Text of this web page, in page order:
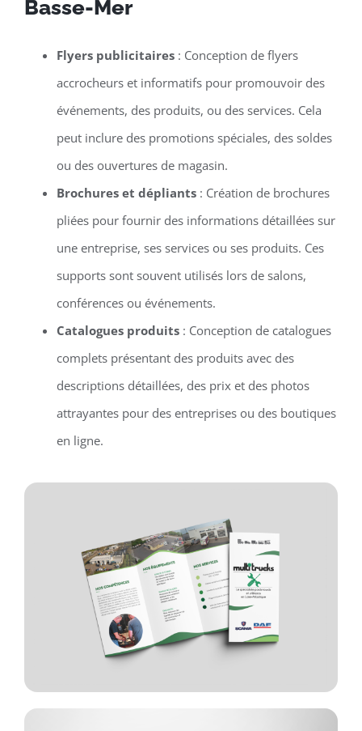
Basse-Mer
Flyers publicitaires: Conception de flyers
accrocheurs et informatifs pour promouvoir des
événements, des produits, ou des services. Cela
peut inclure des promotions spéciales, des soldes
ou des ouvertures de magasin.
Brochures et dépliants: Création de brochures
pliées pour fournir des informations détaillées sur
une entreprise, ses services ou ses produits. Ces
supports sont souvent utilisés lors de salons,
conférences ou événements.
Catalogues produits: Conception de catalogues
complets présentant des produits avec des
descriptions détaillées, des prix et des photos
attrayantes pour des entreprises ou des boutiques
en ligne.